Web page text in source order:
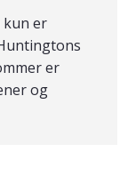
kun er
er
og